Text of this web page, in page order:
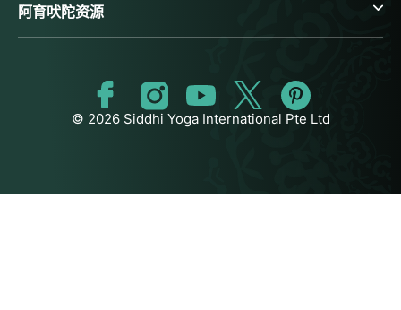
阿育吠陀资源
© 2026 Siddhi Yoga International Pte Ltd